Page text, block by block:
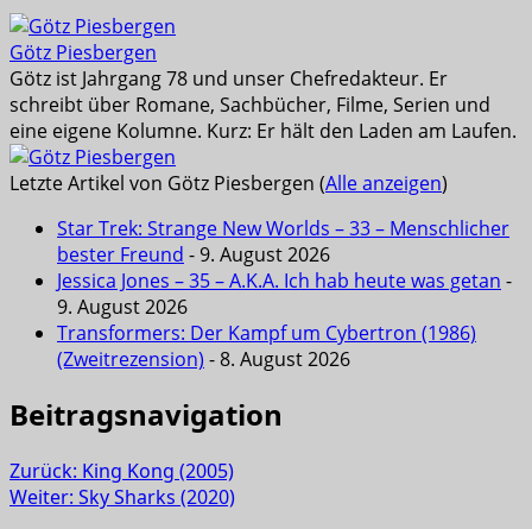
Götz Piesbergen
Götz ist Jahrgang 78 und unser Chefredakteur. Er
schreibt über Romane, Sachbücher, Filme, Serien und
eine eigene Kolumne. Kurz: Er hält den Laden am Laufen.
Letzte Artikel von Götz Piesbergen (Alle anzeigen)
Star Trek: Strange New Worlds – 33 – Menschlicher
bester Freund - 9. August 2026
Jessica Jones – 35 – A.K.A. Ich hab heute was getan -
9. August 2026
Transformers: Der Kampf um Cybertron (1986)
(Zweitrezension) - 8. August 2026
Beitragsnavigation
Zurück: King Kong (2005)
Weiter: Sky Sharks (2020)